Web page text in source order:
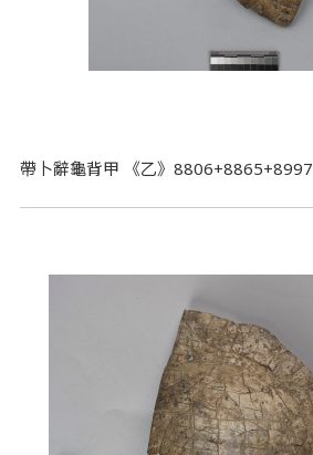
帶卜辭龜背甲 《乙》8806+8865+8997